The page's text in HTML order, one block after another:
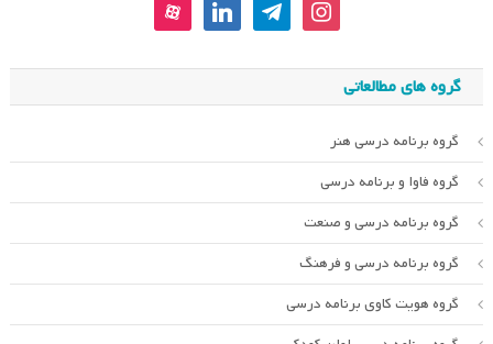
instagram
telegram
linkedin
aparat
گروه های مطالعاتی
گروه برنامه درسی هنر
گروه فاوا و برنامه درسی
گروه برنامه درسی و صنعت
گروه برنامه درسی و فرهنگ
گروه هویت کاوی برنامه درسی